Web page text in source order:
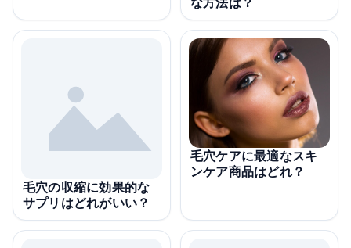
毛穴の収縮に効果的な
サプリはどれがいい？
毛穴ケアに最適なスキ
ンケア商品はどれ？